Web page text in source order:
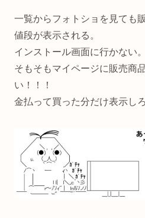
一覧からフォトショを見ても
値段が表示される。
インストール画面に行かない。
そもそもマイページに販売商
い！！！
金払って買った分だけ表示し